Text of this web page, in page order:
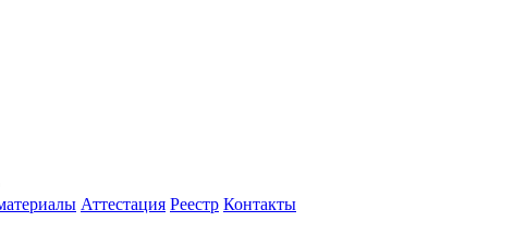
Аттестация Реестр Контакты